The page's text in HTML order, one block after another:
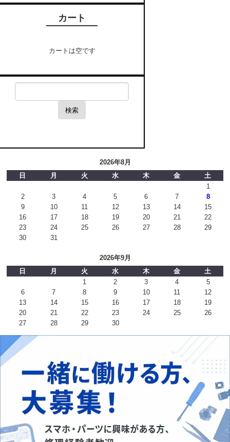
カート
カートは空です
検索
2026年8月
日
月 火 水 木 金
土
1
2
3 4 5 6 7
8
9
10 11 12 13 14
15
16
17 18 19 20 21
22
23
24 25 26 27 28
29
30
31
2026年9月
日
月 火 水 木 金
土
1
2 3 4
5
6
7 8 9 10 11
12
13
14 15 16 17 18
19
20
21 22 23 24 25
26
27
28 29 30